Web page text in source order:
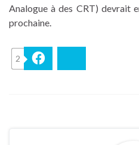
Analogue à des CRT) devrait
prochaine.
2